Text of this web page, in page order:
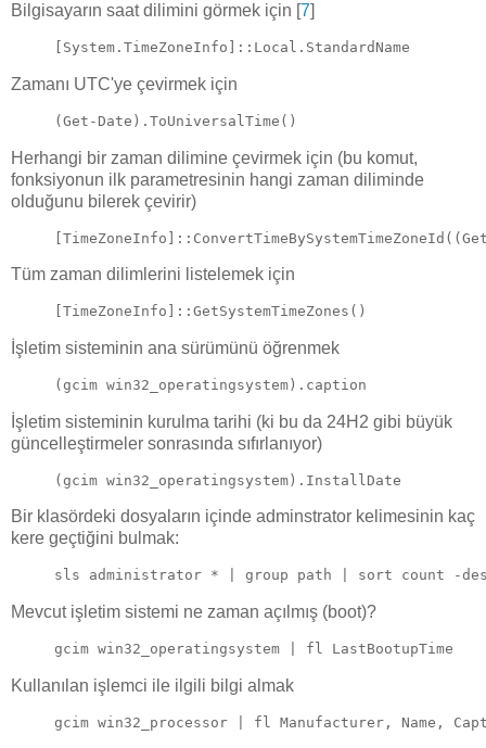
Bilgisayarın saat dilimini görmek için [ 7
[System.TimeZoneInfo]::Local.StandardName
Zamanı UTC'ye çevirmek için
(Get-Date).ToUniversalTime()
Herhangi bir zaman dilimine çevirmek için (bu komut,
fonksiyonun ilk parametresinin hangi zaman diliminde
olduğunu bilerek çevirir)
Tüm zaman dilimlerini listelemek için
[TimeZoneInfo]::GetSystemTimeZones()
İşletim sisteminin ana sürümünü öğrenmek
(gcim win32_operatingsystem).caption
İşletim sisteminin kurulma tarihi (ki bu da 24H2 gibi büyük
güncelleştirmeler sonrasında sıfırlanıyor)
(gcim win32_operatingsystem).InstallDate
Bir klasördeki dosyaların içinde adminstrator kelimesinin kaç
kere geçtiğini bulmak:
sls administrator * | group path | sort count -
Mevcut işletim sistemi ne zaman açılmış (boot)?
gcim win32_operatingsystem | fl LastBootupTime
Kullanılan işlemci ile ilgili bilgi almak
gcim win32_processor | fl Manufacturer, Name,